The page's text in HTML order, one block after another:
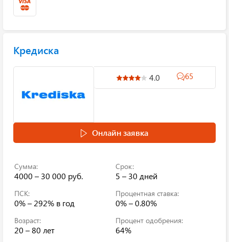
Кредиска
4.0 65
Онлайн заявка
Сумма:
4000 – 30 000 руб.
Срок:
5 – 30 дней
ПСК:
0% – 292% в год
Процентная ставка:
0% – 0.80%
Возраст:
20 – 80 лет
Процент одобрения:
64%